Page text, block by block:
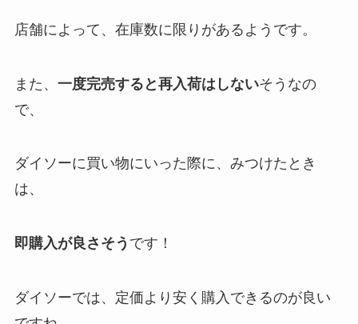
店舗によって、在庫数に限りがあるようです。
また、 一度完売すると再入荷はしないそうなの
で、
ダイソーに買い物にいった際に、みつけたとき
は、
即購入が良さそう です！
ダイソーでは、定価より安く購入できるのが良い